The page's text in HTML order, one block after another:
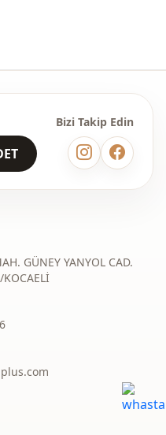
Bizi Takip Edin
GÜNEY YANYOL CAD.